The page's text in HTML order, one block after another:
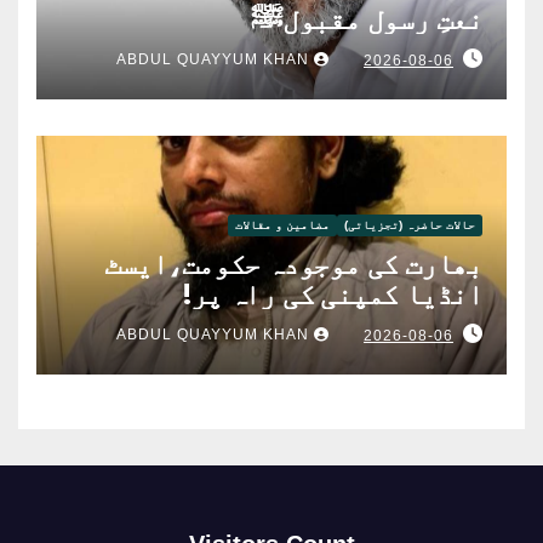
نعتِ رسولِ مقبولﷺ
2026-08-06
ABDUL QUAYYUM KHAN
حالات حاضرہ (تجزیاتی) مضامین و مقالات
بھارت کی موجودہ حکومت،ایسٹ
انڈیا کمپنی کی راہ پر!
2026-08-06
ABDUL QUAYYUM KHAN